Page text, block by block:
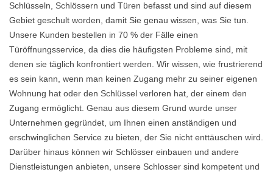
Schlüsseln, Schlössern und Türen befasst und sind auf diesem
Gebiet geschult worden, damit Sie genau wissen, was Sie tun.
Unsere Kunden bestellen in 70 % der Fälle einen
Türöffnungsservice, da dies die häufigsten Probleme sind, mit
denen sie täglich konfrontiert werden. Wir wissen, wie frustrierend
es sein kann, wenn man keinen Zugang mehr zu seiner eigenen
Wohnung hat oder den Schlüssel verloren hat, der einem den
Zugang ermöglicht. Genau aus diesem Grund wurde unser
Unternehmen gegründet, um Ihnen einen anständigen und
erschwinglichen Service zu bieten, der Sie nicht enttäuschen wird.
Darüber hinaus können wir Schlösser einbauen und andere
Dienstleistungen anbieten, unsere Schlosser sind kompetent und